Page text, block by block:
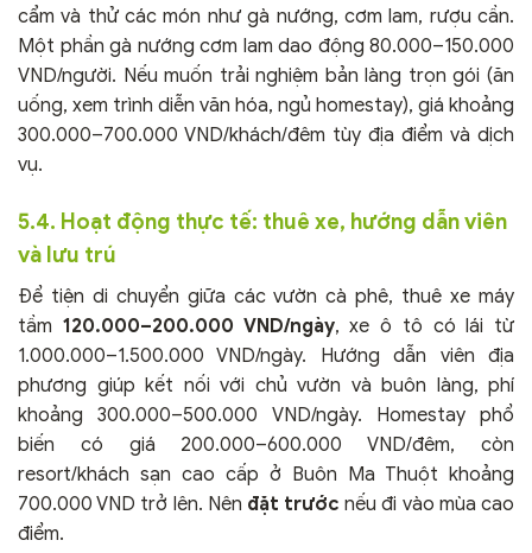
cẩm và thử các món như gà nướng, cơm lam, rượu cần.
Một phần gà nướng cơm lam dao động 80.000–150.000
VND/người. Nếu muốn trải nghiệm bản làng trọn gói (ăn
uống, xem trình diễn văn hóa, ngủ homestay), giá khoảng
300.000–700.000 VND/khách/đêm tùy địa điểm và dịch
vụ.
5.4. Hoạt động thực tế: thuê xe, hướng dẫn viên
và lưu trú
Để tiện di chuyển giữa các vườn cà phê, thuê xe máy
tầm 120.000–200.000 VND/ngày, xe ô tô có lái từ
1.000.000–1.500.000 VND/ngày. Hướng dẫn viên địa
phương giúp kết nối với chủ vườn và buôn làng, phí
khoảng 300.000–500.000 VND/ngày. Homestay phổ
biến có giá 200.000–600.000 VND/đêm, còn
resort/khách sạn cao cấp ở Buôn Ma Thuột khoảng
700.000 VND trở lên. Nên đặt trước nếu đi vào mùa cao
điểm.